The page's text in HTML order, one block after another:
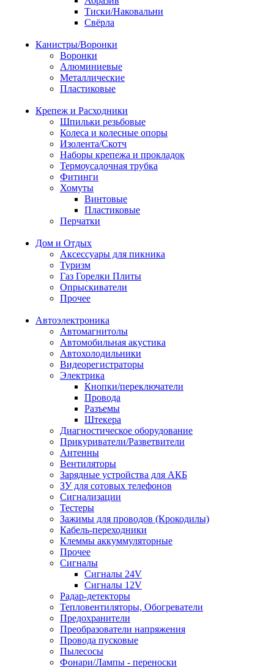
Тиски/Наковальни
Свёрла
Канистры/Воронки
Воронки
Алюминиевые
Металлические
Пластиковые
Крепеж и Расходники
Шпильки резьбовые
Колеса и колесные опоры
Изолента/Скотч
Наборы крепежа и прокладок
Термоусадочная трубка
Фитинги
Хомуты
Винтовые
Пластиковые
Перчатки
Дом и Отдых
Аксессуары для пикника
Туризм
Газ Горелки Плиты
Опрыскиватели
Прочее
Автоэлектроника
Автомагнитолы
Автомобильная акустика
Автохолодильники
Видеорегистраторы
Электрика
Кнопки/переключатели
Провода
Разъемы
Штекера
Диагностическое оборудование
Прикуриватели/Разветвители
Антенны
Вентиляторы
Зарядные устройства для АКБ
ЗУ для сотовых телефонов
Сигнализации
Тестеры
Зажимы для проводов (Крокодилы)
Кабель-переходники
Клеммы аккуммуляторные
Прочее
Сигналы
Сигналы 24V
Сигналы 12V
Радар-детекторы
Тепловентиляторы, Обогреватели
Предохранители
Преобразователи напряжения
Провода пусковые
Пылесосы
Фонари/Лампы - переноски